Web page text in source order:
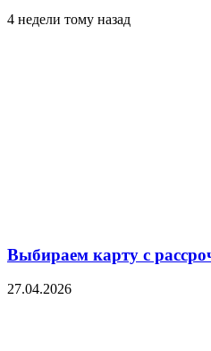
4 недели тому назад
Выбираем карту с
27.04.2026